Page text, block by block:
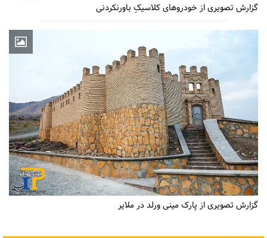
گزارش تصویری از خودروهای کلاسیکِ باورنکردنی
گزارش تصویری از پارک مینی ورلد در ملایر